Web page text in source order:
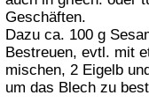
Geschäften.
Dazu ca. 100 g
Bestreuen, evtl. mit
mischen, 2 Eigelb
um das Blech zu